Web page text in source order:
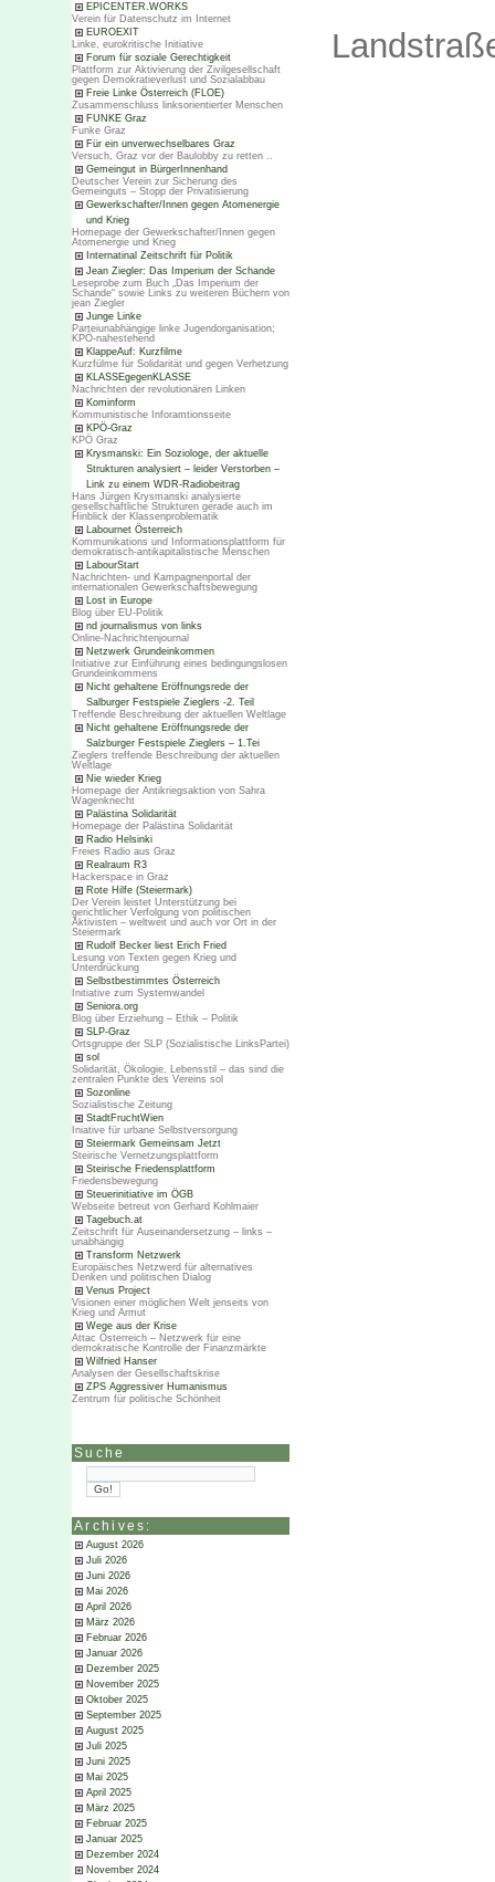
EPICENTER.WORKS
Verein für Datenschutz im Internet
EUROEXIT
Linke, eurokritische Initiative
Forum für soziale Gerechtigkeit
Plattform zur Aktivierung der Zivilgesellschaft
gegen Demokratieverlust und Sozialabbau
Freie Linke Österreich (FLOE)
Zusammenschluss linksorientierter Menschen
FUNKE Graz
Funke Graz
Für ein unverwechselbares Graz
Versuch, Graz vor der Baulobby zu retten ..
Gemeingut in BürgerInnenhand
Deutscher Verein zur Sicherung des
Gemeinguts – Stopp der Privatisierung
Gewerkschafter/Innen gegen Atomenergie
und Krieg
Homepage der Gewerkschafter/Innen gegen
Atomenergie und Krieg
Internatinal Zeitschrift für Politik
Jean Ziegler: Das Imperium der Schande
Leseprobe zum Buch „Das Imperium der
Schande“ sowie Links zu weiteren Büchern von
jean Ziegler
Junge Linke
Parteiunabhängige linke Jugendorganisation;
KPÖ-nahestehend
KlappeAuf: Kurzfilme
Kurzfülme für Solidarität und gegen Verhetzung
KLASSEgegenKLASSE
Nachrichten der revolutionären Linken
Kominform
Kommunistische Inforamtionsseite
KPÖ-Graz
KPÖ Graz
Krysmanski: Ein Soziologe, der aktuelle
Strukturen analysiert – leider Verstorben –
Link zu einem WDR-Radiobeitrag
Hans Jürgen Krysmanski analysierte
gesellschaftliche Strukturen gerade auch im
Hinblick der Klassenproblematik
Labournet Österreich
Kommunikations und Informationsplattform für
demokratisch-antikapitalistische Menschen
LabourStart
Nachrichten- und Kampagnenportal der
internationalen Gewerkschaftsbewegung
Lost in Europe
Blog über EU-Politik
nd journalismus von links
Online-Nachrichtenjournal
Netzwerk Grundeinkommen
Initiative zur Einführung eines bedingungslosen
Grundeinkommens
Nicht gehaltene Eröffnungsrede der
Salburger Festspiele Zieglers -2. Teil
Treffende Beschreibung der aktuellen Weltlage
Nicht gehaltene Eröffnungsrede der
Salzburger Festspiele Zieglers – 1.Tei
Zieglers treffende Beschreibung der aktuellen
Weltlage
Nie wieder Krieg
Homepage der Antikriegsaktion von Sahra
Wagenknecht
Palästina Solidarität
Homepage der Palästina Solidarität
Radio Helsinki
Freies Radio aus Graz
Realraum R3
Hackerspace in Graz
Rote Hilfe (Steiermark)
Der Verein leistet Unterstützung bei
gerichtlicher Verfolgung von politischen
Aktivisten – weltweit und auch vor Ort in der
Steiermark
Rudolf Becker liest Erich Fried
Lesung von Texten gegen Krieg und
Unterdrückung
Selbstbestimmtes Österreich
Initiative zum Systemwandel
Seniora.org
Blog über Erziehung – Ethik – Politik
SLP-Graz
Ortsgruppe der SLP (Sozialistische LinksPartei)
sol
Solidarität, Ökologie, Lebensstil – das sind die
zentralen Punkte des Vereins sol
Sozonline
Sozialistische Zeitung
StadtFruchtWien
Iniative für urbane Selbstversorgung
Steiermark Gemeinsam Jetzt
Steirische Vernetzungsplattform
Steirische Friedensplattform
Friedensbewegung
Steuerinitiative im ÖGB
Webseite betreut von Gerhard Kohlmaier
Tagebuch.at
Zeitschrift für Auseinandersetzung – links –
unabhängig
Transform Netzwerk
Europäisches Netzwerd für alternatives
Denken und politischen Dialog
Venus Project
Visionen einer möglichen Welt jenseits von
Krieg und Armut
Wege aus der Krise
Attac Österreich – Netzwerk für eine
demokratische Kontrolle der Finanzmärkte
Wilfried Hanser
Analysen der Gesellschaftskrise
ZPS Aggressiver Humanismus
Zentrum für politische Schönheit
Suche
Archives:
August 2026
Juli 2026
Juni 2026
Mai 2026
April 2026
März 2026
Februar 2026
Januar 2026
Dezember 2025
November 2025
Oktober 2025
September 2025
August 2025
Juli 2025
Juni 2025
Mai 2025
April 2025
März 2025
Februar 2025
Januar 2025
Dezember 2024
November 2024